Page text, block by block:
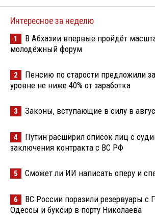
Интересное за неделю
1
В Абхазии впервые пройдёт
молодёжный форум
2
Пенсию по старости предложили
уровне не ниже 40% от заработка
3 Законы, вступающие в силу в
4
Путин расширил список лиц с
заключения контракта с ВС РФ
5 Сможет ли ИИ написать оперу и
6
ВС России поразили резервуары с
Одессы и буксир в порту Николаева